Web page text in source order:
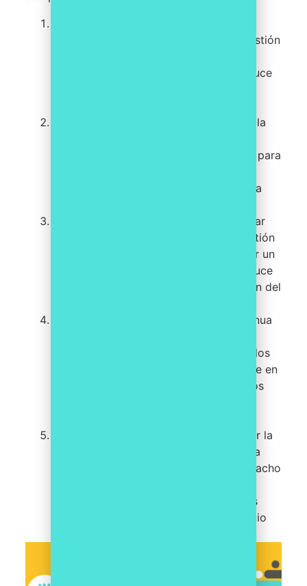
implementación de herramientas de gestión
eficiente de los mismos, lo que se traduce
la aplicación de la
procesos ineficientes y tomar medidas para
reducción de costos y un aumento de la
al contar
con procesos más eficientes y una gestión
más ágil de los casos, se puede ofrecer un
mejor servicio al cliente, lo que se traduce
en una mayor satisfacción y fidelización del
la mejora continua
mantenerse actualizado y adaptarse a los
cambios del mercado, lo que se traduce en
una mayor competitividad frente a otros
al aplicar la
, se fomenta una
cultura de mejora constante en el despacho
innovación y a la generación de nuevas
ideas para mejorar la calidad del servicio